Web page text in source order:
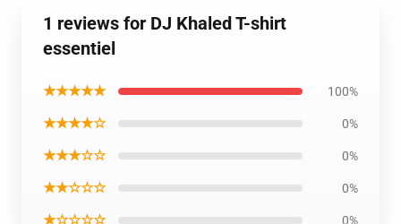
1 reviews for DJ Khaled T-shirt
essentiel
★★★★★ 100%
★★★★☆ 0%
★★★☆☆ 0%
★★☆☆☆ 0%
★☆☆☆☆ 0%